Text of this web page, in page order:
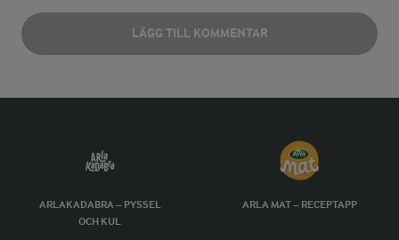
LÄGG TILL KOMMENTAR
ARLAKADABRA – PYSSEL
OCH KUL
ARLA MAT – RECEPTAPP